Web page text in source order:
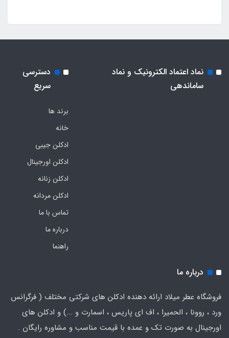
نماد اعتماد الکترونیک و نماد
ساماندهی
دسترسی
سریع
برند ها
خانه
ادکلن جیبی
ادکلن اورجینال
ادکلن زنانه
ادکلن مردانه
تماس با ما
درباره ما
راهنما
درباره ما
فروشگاه عطر میلاد ارائه دهنده ادکلن های شرکتی مختلف ( فرگرانس
ورد ، روونا ، الحمیرا ، اف ای پاریس ، اسمارت و ...) و ادکلن های
اورجینال به صورت تک و عمده با قیمت مناسب و مشاوره رایگان .